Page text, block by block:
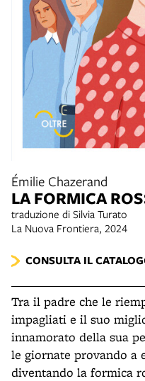
Émilie Chazerand
LA FORMICA
traduzione di Silvia Turato
La Nuova Frontiera, 2024
CONSULTA IL
Tra il padre che le
impagliati e il suo
innamorato della sua
le giornate provando a
diventando la formica